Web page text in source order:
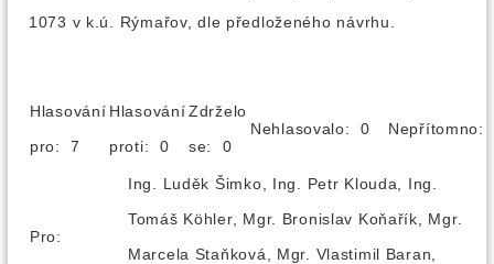
1073 v k.ú. Rýmařov, dle předloženého návrhu.
Hlasování
pro: 7
Hlasování
proti: 0
Zdrželo
se: 0
Nehlasovalo: 0
Pro:
Ing. Luděk Šimko, Ing. Petr Klouda, Ing.
Tomáš Köhler, Mgr. Bronislav Koňařík, Mgr.
Marcela Staňková, Mgr. Vlastimil Baran,